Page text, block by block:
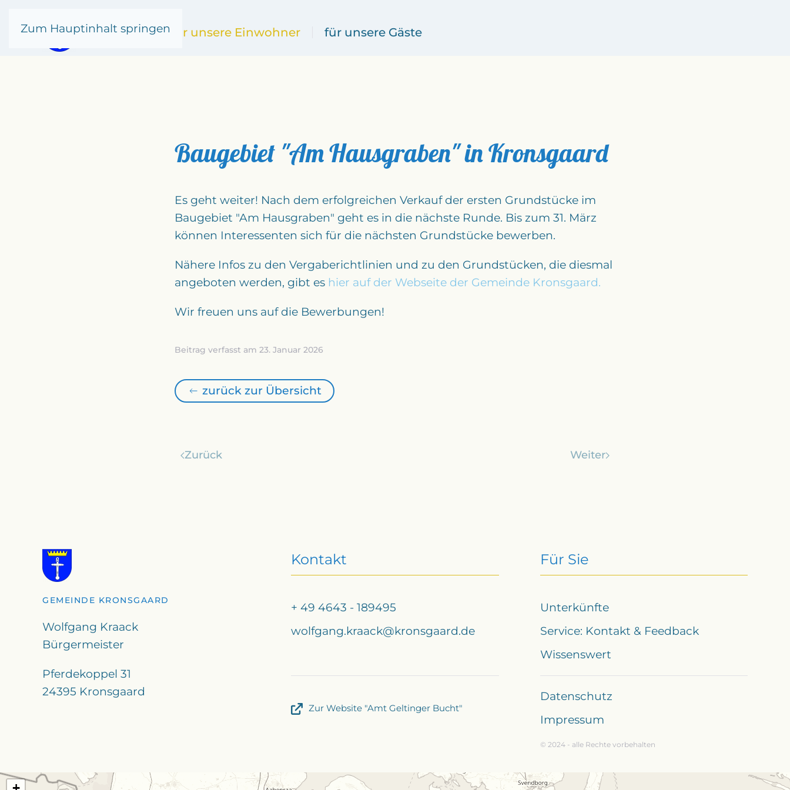
Zum Hauptinhalt springen
Kronsgaard für unsere Einwohner für unsere Gäste
Baugebiet "Am Hausgraben" in Kronsgaard
Es geht weiter! Nach dem erfolgreichen Verkauf der ersten Grundstücke im
Baugebiet "Am Hausgraben" geht es in die nächste Runde. Bis zum 31. März
können Interessenten sich für die nächsten Grundstücke bewerben.
Nähere Infos zu den Vergaberichtlinien und zu den Grundstücken, die diesmal
angeboten werden, gibt es hier auf der Webseite der Gemeinde Kronsgaard.
Wir freuen uns auf die Bewerbungen!
Beitrag verfasst am 23. Januar 2026
zurück zur Übersicht
Zurück Weiter
GEMEINDE KRONSGAARD
Wolfgang Kraack
Bürgermeister
Pferdekoppel 31
24395 Kronsgaard
Kontakt
+ 49 4643 - 189495
wolfgang.kraack@kronsgaard.de
Zur Website "Amt Geltinger Bucht"
Für Sie
Unterkünfte
Service: Kontakt & Feedback
Wissenswert
Datenschutz
Impressum
© 2024 - alle Rechte vorbehalten